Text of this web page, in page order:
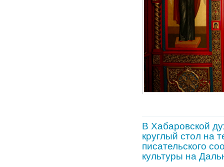
В Хабаровской
круглый стол на
писательского
культуры на